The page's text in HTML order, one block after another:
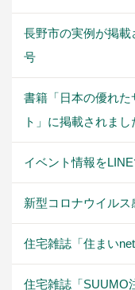
長野市の実例が掲載
号
書籍「日本の優れ
ト」に掲載されまし
イベント情報を
新型コロナウイル
住宅雑誌「住まい
住宅雑誌「SUUMO